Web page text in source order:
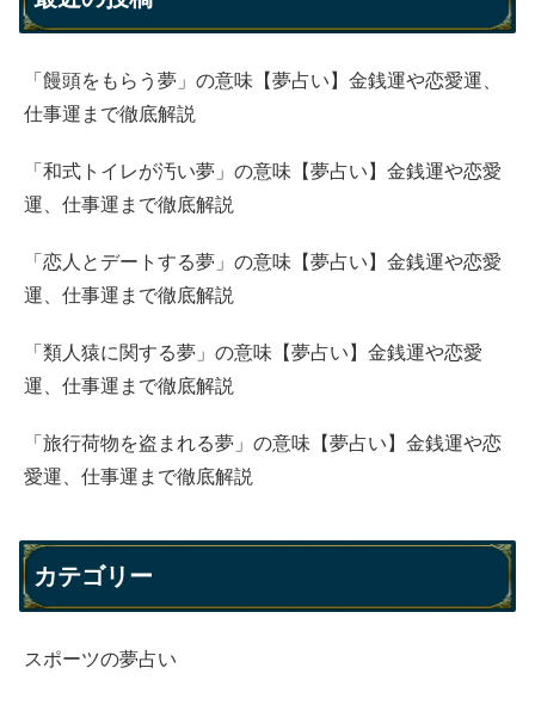
「饅頭をもらう夢」の意味【夢占い】金銭運や恋愛運、
仕事運まで徹底解説
「和式トイレが汚い夢」の意味【夢占い】金銭運や恋愛
運、仕事運まで徹底解説
「恋人とデートする夢」の意味【夢占い】金銭運や恋愛
運、仕事運まで徹底解説
「類人猿に関する夢」の意味【夢占い】金銭運や恋愛
運、仕事運まで徹底解説
「旅行荷物を盗まれる夢」の意味【夢占い】金銭運や恋
愛運、仕事運まで徹底解説
カテゴリー
スポーツの夢占い